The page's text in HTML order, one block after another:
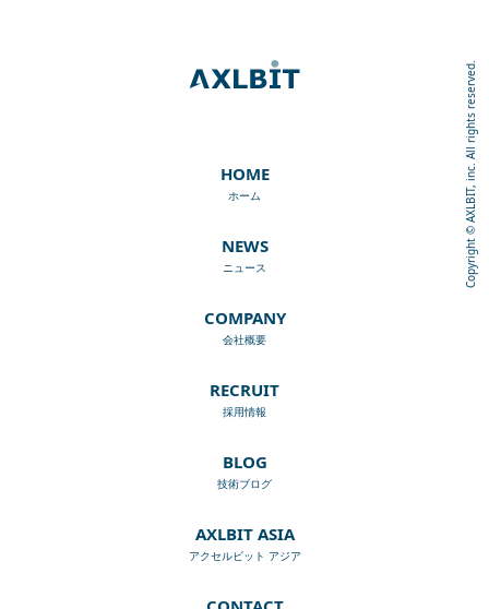
HOME
ホーム
NEWS
ニュース
COMPANY
会社概要
RECRUIT
採用情報
BLOG
技術ブログ
AXLBIT ASIA
アクセルビット アジア
Copyright © AXLBIT, inc. All rights reserved.